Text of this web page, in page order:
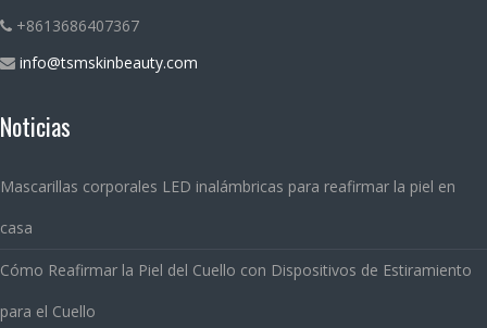
+8613686407367
info@tsmskinbeauty.com
Noticias
Mascarillas corporales LED inalámbricas para reafirmar la piel en
casa
Cómo Reafirmar la Piel del Cuello con Dispositivos de Estiramiento
para el Cuello